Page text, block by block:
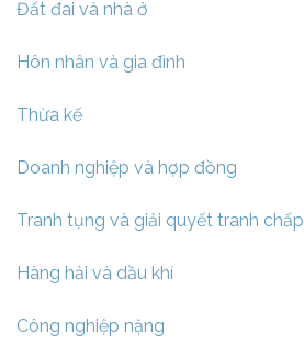
Đất đai và nhà ở
Hôn nhân và gia đình
Thừa kế
Doanh nghiệp và hợp đồng
Tranh tụng và giải quyết tranh chấp
Hàng hải và dầu khí
Công nghiệp nặng